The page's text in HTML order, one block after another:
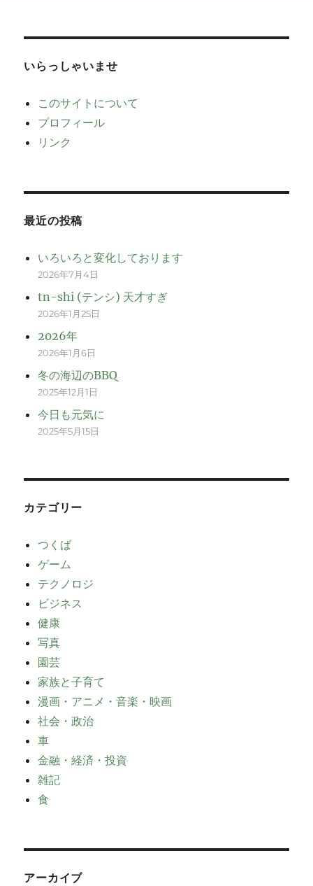
いらっしゃいませ
このサイトについて
プロフィール
リンク
最近の投稿
いろいろと変化しております
2026年7月4日
tn-shi (テンシ) 天才すぎ
2026年1月25日
2026年
2026年1月6日
冬の海辺のBBQ
2025年12月1日
今日も元気に
2025年5月15日
カテゴリー
つくば
ゲーム
テクノロジ
ビジネス
健康
写真
園芸
家族と子育て
漫画・アニメ・音楽・映画
社会・政治
車
金融・経済・投資
雑記
食
アーカイブ